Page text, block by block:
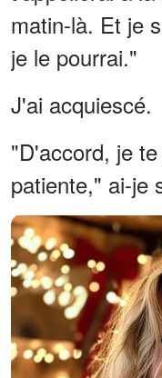
matin-là. Et je
je le pourrai."
J'ai acquiescé.
"D'accord, je
patiente," ai-je